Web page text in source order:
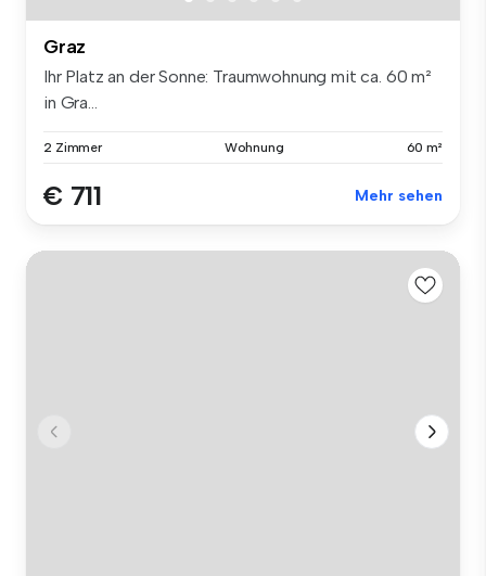
Graz
Ihr Platz an der Sonne: Traumwohnung mit ca. 60 m²
in Gra...
2 Zimmer Wohnung 60 m²
€ 711 Mehr sehen